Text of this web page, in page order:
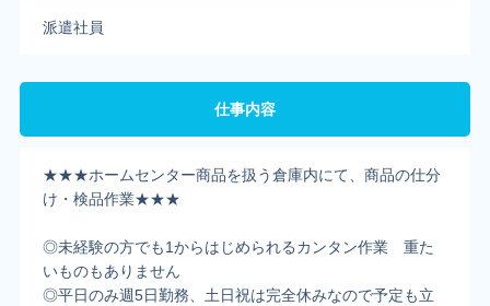
派遣社員
仕事内容
★★★ホームセンター商品を扱う倉庫内にて、商品の仕分
け・検品作業★★★
◎未経験の方でも1からはじめられるカンタン作業 重た
いものもありません
◎平日のみ週5日勤務、土日祝は完全休みなので予定も立